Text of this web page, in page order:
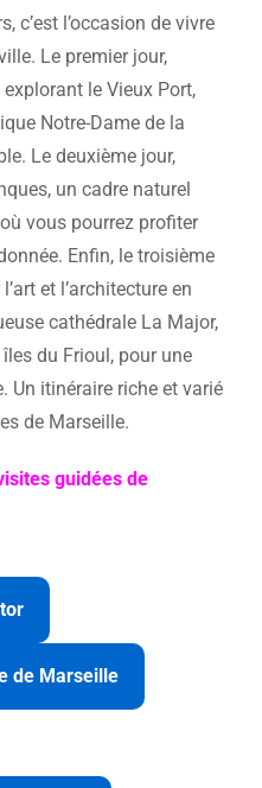
c’est l’occasion de vivre
Le premier jour,
le Vieux Port,
Notre-Dame de la
Le deuxième jour,
un cadre naturel
vous pourrez profiter
Enfin, le troisième
et l’architecture en
cathédrale La Major,
du Frioul, pour une
Un itinéraire riche et varié
de Marseille.
guidées de
de Marseille